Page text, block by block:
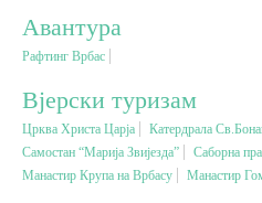
Еко туризам
Културни туризам
Гастрономија
Авантура
Рафтинг Врбас
Вјерски туризам
Црква Христа Царја Катердрала
Самостан “Марија Звијезда”
Саборна
Манастир Крупа на Врбасу
Манастир